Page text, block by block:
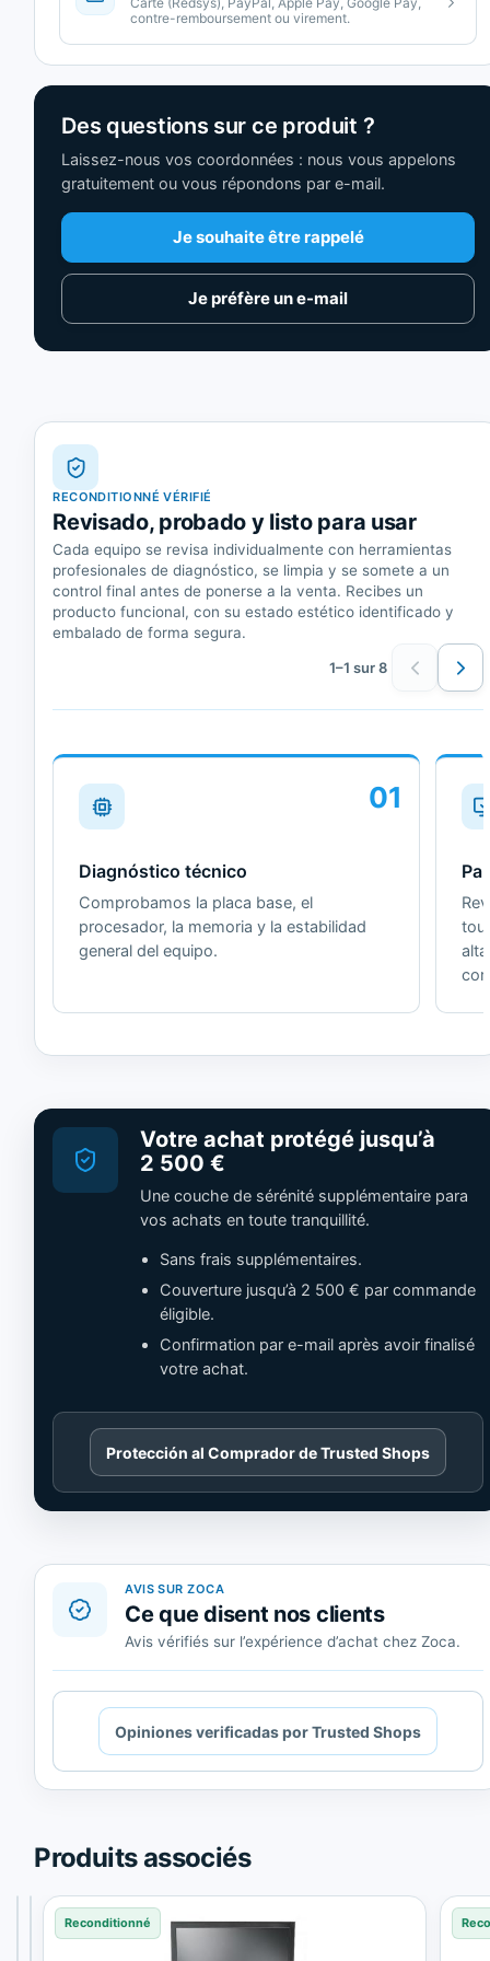
contre-remboursement ou virement.
Des questions sur ce produit ?
Laissez-nous vos coordonnées : nous vous appelons
gratuitement ou vous répondons par e-mail.
Je souhaite être rappelé
Je préfère un e-mail
RECONDITIONNÉ VÉRIFIÉ
Revisado, probado y listo para usar
Cada equipo se revisa individualmente con herramientas
profesionales de diagnóstico, se limpia y se somete a un
control final antes de ponerse a la venta. Recibes un
producto funcional, con su estado estético identificado y
embalado de forma segura.
1–1 sur 8
01
Diagnóstico técnico
Comprobamos la placa base, el
procesador, la memoria y la estabilidad
general del equipo.
Votre achat protégé jusqu’à
2 500 €
Une couche de sérénité supplémentaire para
vos achats en toute tranquillité.
Sans frais supplémentaires.
Couverture jusqu’à 2 500 € par commande
éligible.
Confirmation par e-mail après avoir finalisé
votre achat.
Cargando
contenido
de
Trusted
Protección al Comprador de Trusted Shops
AVIS SUR ZOCA
Ce que disent nos clients
Avis vérifiés sur l’expérience d’achat chez Zoca.
Cargando
contenido
de
Trusted
Opiniones verificadas por Trusted Shops
Produits associés
Reconditionné
Reconditionné
Reconditionné